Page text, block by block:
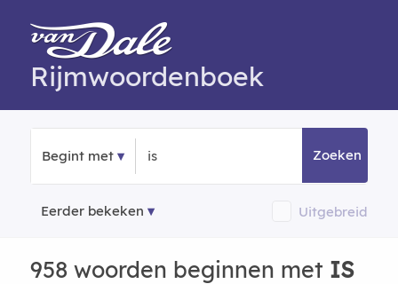
Rijmwoordenboek
Begint met Zoeken
Eerder bekeken Uitgebreid
958 woorden beginnen met IS